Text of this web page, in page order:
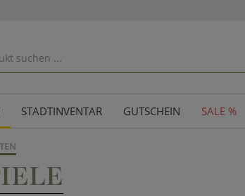
STADTINVENTAR GUTSCHEIN SALE %